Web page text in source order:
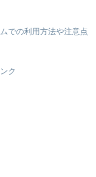
での利用方法や注意点
ク